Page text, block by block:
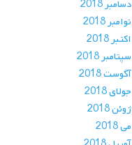
دسامبر 2018
نوامبر 2018
اکتبر 2018
سپتامبر 2018
آگوست 2018
جولای 2018
ژوئن 2018
می 2018